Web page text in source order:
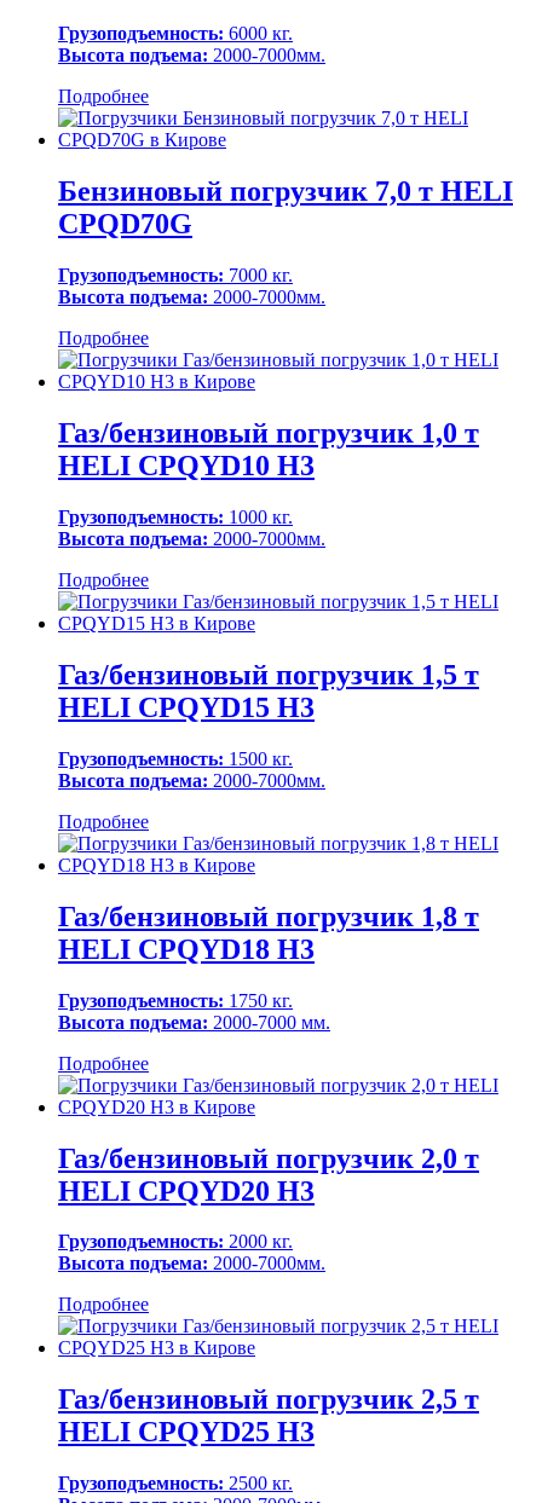
Грузоподъемность: 6000 кг.
Высота подъема: 2000-7000мм.
Подробнее
Бензиновый погрузчик 7,0 т HELI
CPQD70G
Грузоподъемность: 7000 кг.
Высота подъема: 2000-7000мм.
Подробнее
Газ/бензиновый погрузчик 1,0 т
HELI CPQYD10 H3
Грузоподъемность: 1000 кг.
Высота подъема: 2000-7000мм.
Подробнее
Газ/бензиновый погрузчик 1,5 т
HELI CPQYD15 H3
Грузоподъемность: 1500 кг.
Высота подъема: 2000-7000мм.
Подробнее
Газ/бензиновый погрузчик 1,8 т
HELI CPQYD18 H3
Грузоподъемность: 1750 кг.
Высота подъема: 2000-7000 мм.
Подробнее
Газ/бензиновый погрузчик 2,0 т
HELI CPQYD20 H3
Грузоподъемность: 2000 кг.
Высота подъема: 2000-7000мм.
Подробнее
Газ/бензиновый погрузчик 2,5 т
HELI CPQYD25 H3
Грузоподъемность: 2500 кг.